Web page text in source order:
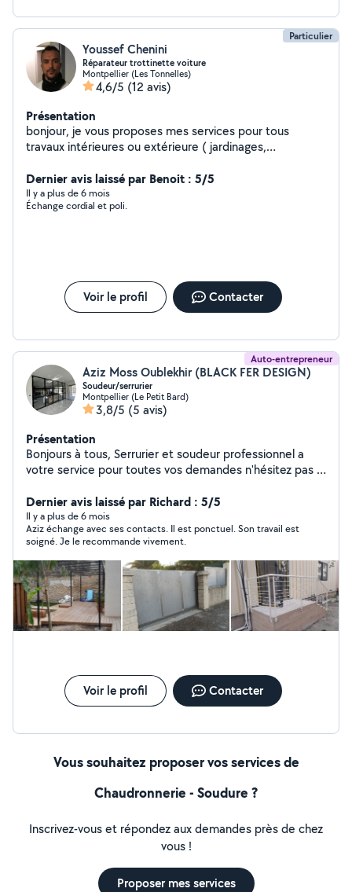
Particulier
Youssef Chenini
Réparateur trottinette voiture
Montpellier (Les Tonnelles)
4,6/5 (12 avis)
Présentation
bonjour, je vous proposes mes services pour tous
travaux intérieures ou extérieure ( jardinages,
soudure exemple portail cassé .) réparations voiture ,
trottinette,
Dernier avis laissé par Benoit : 5/5
Il y a plus de 6 mois
Échange cordial et poli.
Voir le profil Contacter
Auto-entrepreneur
Aziz Moss Oublekhir (BLACK FER DESIGN)
Soudeur/serrurier
Montpellier (Le Petit Bard)
3,8/5 (5 avis)
Présentation
Bonjours à tous, Serrurier et soudeur professionnel a
votre service pour toutes vos demandes n'hésitez pas a
bricolages, portes, portail, fenêtres, fabrication
d'escaliers, verrière metalique, soudage... Bien à vous
cordialement.
Dernier avis laissé par Richard : 5/5
Il y a plus de 6 mois
Aziz échange avec ses contacts. Il est ponctuel. Son travail est
soigné. Je le recommande vivement.
Voir le profil Contacter
Vous souhaitez proposer vos services de
Chaudronnerie - Soudure ?
Inscrivez-vous et répondez aux demandes près de chez
vous !
Proposer mes services